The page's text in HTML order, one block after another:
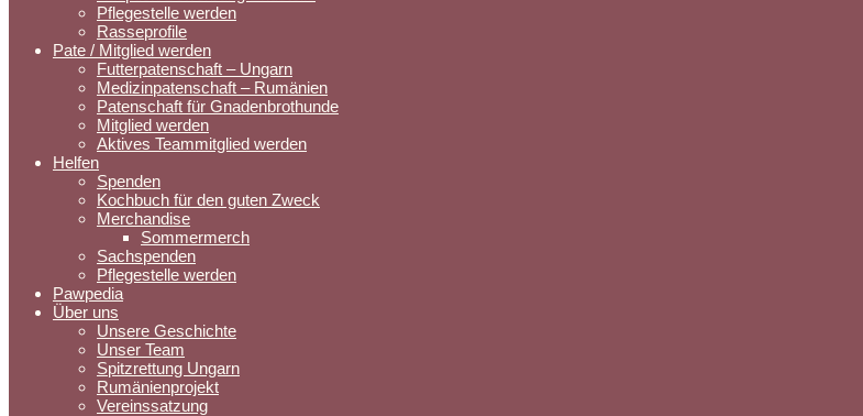
Pflegestelle werden
Rasseprofile
Pate / Mitglied werden
Futterpatenschaft – Ungarn
Medizinpatenschaft – Rumänien
Patenschaft für Gnadenbrothunde
Mitglied werden
Aktives Teammitglied werden
Helfen
Spenden
Kochbuch für den guten Zweck
Merchandise
Sommermerch
Sachspenden
Pflegestelle werden
Pawpedia
Über uns
Unsere Geschichte
Unser Team
Spitzrettung Ungarn
Rumänienprojekt
Vereinssatzung